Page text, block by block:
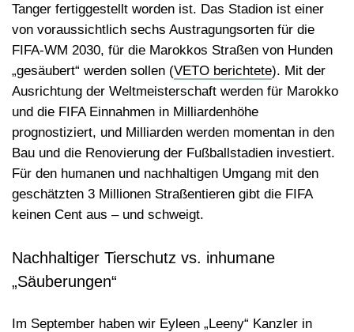
Tanger fertiggestellt worden ist. Das Stadion ist einer
von voraussichtlich sechs Austragungsorten für die
FIFA-WM 2030, für die Marokkos Straßen von Hunden
„gesäubert“ werden sollen (VETO berichtete). Mit der
Ausrichtung der Weltmeisterschaft werden für Marokko
und die FIFA Einnahmen in Milliardenhöhe
prognostiziert, und Milliarden werden momentan in den
Bau und die Renovierung der Fußballstadien investiert.
Für den humanen und nachhaltigen Umgang mit den
geschätzten 3 Millionen Straßentieren gibt die FIFA
keinen Cent aus – und schweigt.
Nachhaltiger Tierschutz vs. inhumane
„Säuberungen“
Im September haben wir Eyleen „Leeny“ Kanzler in